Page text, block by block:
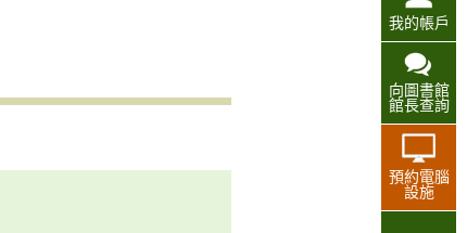
我的帳戶
向圖書館
館長查詢
預約電腦
設施